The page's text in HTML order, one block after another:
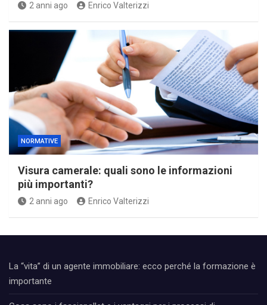
2 anni ago Enrico Valterizzi
NORMATIVE
Visura camerale: quali sono le informazioni
più importanti?
2 anni ago Enrico Valterizzi
La “vita” di un agente immobiliare: ecco perché la formazione è
importante